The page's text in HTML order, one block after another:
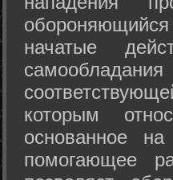
начатые
которым
основанное
помогающее